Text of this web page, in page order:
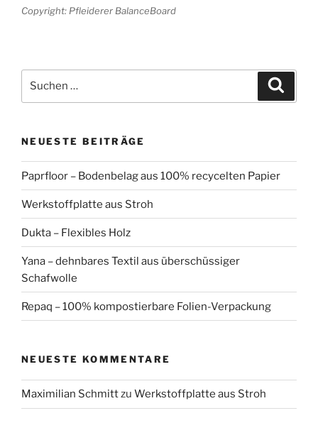
Copyright: Pfleiderer BalanceBoard
nach:
NEUESTE BEITRÄGE
Paprfloor – Bodenbelag aus 100% recycelten Papier
Werkstoffplatte aus Stroh
Dukta – Flexibles Holz
Yana – dehnbares Textil aus überschüssiger
Schafwolle
Repaq – 100% kompostierbare Folien-Verpackung
NEUESTE KOMMENTARE
Maximilian Schmittzu Werkstoffplatte aus Stroh